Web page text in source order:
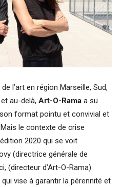
l’art en région Marseille, Sud,
au-delà, Art-O-Rama a su
format pointu et convivial et
le contexte de crise
2020 qui se voit
(directrice générale de
(directeur d’Art-O-Rama)
vise à garantir la pérennité et